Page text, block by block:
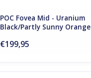
POC Fovea Mid - Uranium
Black/Partly Sunny Orange
€199,95